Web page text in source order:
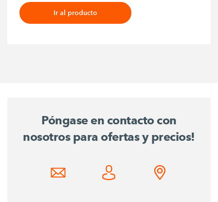
Ir al producto
Póngase en contacto con
nosotros para ofertas y precios!